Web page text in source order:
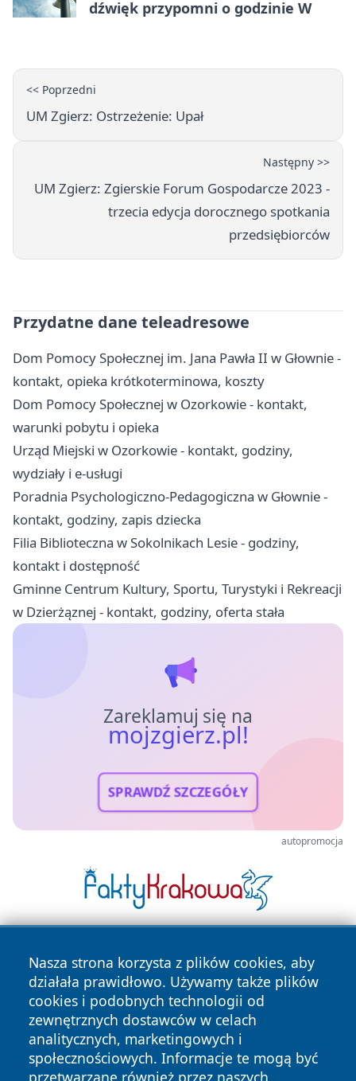
dźwięk przypomni o godzinie W
<< Poprzedni
UM Zgierz: Ostrzeżenie: Upał
Następny >>
UM Zgierz: Zgierskie Forum Gospodarcze 2023 -
trzecia edycja dorocznego spotkania
przedsiębiorców
Przydatne dane teleadresowe
Dom Pomocy Społecznej im. Jana Pawła II w Głownie -
kontakt, opieka krótkoterminowa, koszty
Dom Pomocy Społecznej w Ozorkowie - kontakt,
warunki pobytu i opieka
Urząd Miejski w Ozorkowie - kontakt, godziny,
wydziały i e-usługi
Poradnia Psychologiczno-Pedagogiczna w Głownie -
kontakt, godziny, zapis dziecka
Filia Biblioteczna w Sokolnikach Lesie - godziny,
kontakt i dostępność
Gminne Centrum Kultury, Sportu, Turystyki i Rekreacji
w Dzierżąznej - kontakt, godziny, oferta stała
Zareklamuj się na
mojzgierz.pl!
SPRAWDŹ SZCZEGÓŁY
autopromocja
Nasza strona korzysta z plików cookies, aby
działała prawidłowo. Używamy także plików
cookies i podobnych technologii od
zewnętrznych dostawców w celach
analitycznych, marketingowych i
społecznościowych. Informacje te mogą być
przetwarzane również przez naszych
Copyright © 2026 mojzgierz.pl Wszystkie prawa zastrzeżone.